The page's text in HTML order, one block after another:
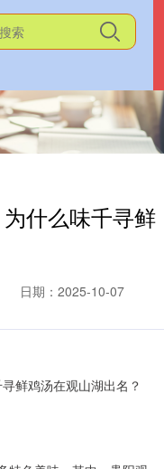
什么味千寻鲜
日期：2025-10-07